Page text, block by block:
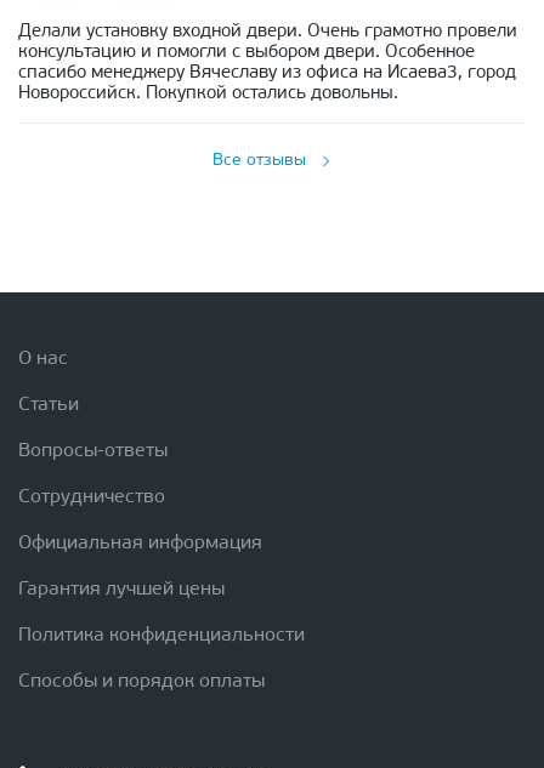
Делали установку входной двери. Очень грамотно провели
консультацию и помогли с выбором двери. Особенное
спасибо менеджеру Вячеславу из офиса на Исаева3, город
Новороссийск. Покупкой остались довольны.
Все отзывы
О нас
Статьи
Вопросы-ответы
Сотрудничество
Официальная информация
Гарантия лучшей цены
Политика конфиденциальности
Способы и порядок оплаты